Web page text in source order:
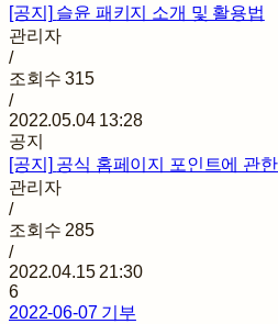
[공지] 슬윤 패키지 소개 및 활용법
관리자
/
조회수315
/
2022.05.04 13:28
공지
[공지] 공식 홈페이지 포인트에 관
관리자
/
조회수 285
/
2022.04.15 21:30
6
2022-06-07 기부